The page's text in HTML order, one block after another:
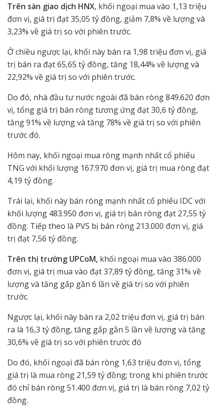
Trên sàn giao dịch HNX, khối ngoại mua vào 1,13 triệu
đơn vị, giá trị đạt 35,05 tỷ đồng, giảm 7,8% về lượng và
3,23% về giá trị so với phiên trước.
Ở chiều ngược lại, khối này bán ra 1,98 triệu đơn vị, giá
trị bán ra đạt 65,65 tỷ đồng, tăng 18,44% về lượng và
22,92% về giá trị so với phiên trước.
Do đó, nhà đầu tư nước ngoài đã bán ròng 849.620 đơn
vị, tổng giá trị bán ròng tương ứng đạt 30,6 tỷ đồng,
tăng 91% về lượng và tăng 78% về giá trị so với phiên
trước đó.
Hôm nay, khối ngoại mua ròng mạnh nhất cổ phiếu
TNG với khối lượng 167.970 đơn vị, giá trị mua ròng đạt
4,19 tỷ đồng.
Trái lại, khối này bán ròng mạnh nhất cổ phiếu IDC với
khối lượng 483.950 đơn vị, giá trị bán ròng đạt 27,55 tỷ
đồng. Tiếp theo là PVS bị bán ròng 213.000 đơn vị, giá
trị đạt 7,56 tỷ đồng.
Trên thị trường UPCoM, khối ngoại mua vào 386.000
đơn vị, giá trị mua vào đạt 37,89 tỷ đồng, tăng 31% về
lượng và tăng gấp gần 6 lần về giá trị so với phiên
trước.
Ngược lại, khối này bán ra 2,02 triệu đơn vị, giá trị bán
ra là 16,3 tỷ đồng, tăng gấp gần 5 lần về lượng và tăng
30,6% về giá trị so với phiên trước đó
Do đó, khối ngoại đã bán ròng 1,63 triệu đơn vị, tổng
giá trị là mua ròng 21,59 tỷ đồng; trong khi phiên trước
đó chỉ bán ròng 51.400 đơn vị, giá trị là bán ròng 7,02 tỷ
đồng.